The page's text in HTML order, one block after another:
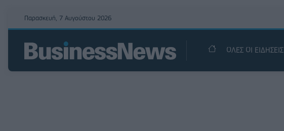
Παρασκευή, 7 Αυγούστου 2026
ΟΛΕΣ ΟΙ ΕΙΔΗΣΕΙΣ